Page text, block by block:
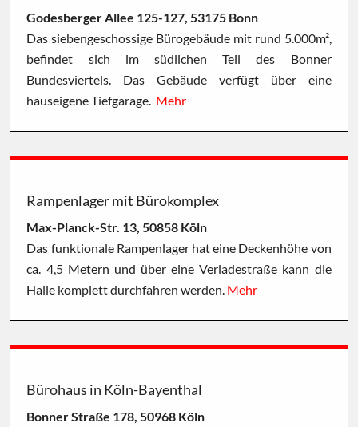
Godesberger Allee 125-127, 53175 Bonn
Das siebengeschossige Bürogebäude mit rund 5.000m²,
befindet sich im südlichen Teil des Bonner
Bundesviertels. Das Gebäude verfügt über eine
hauseigene Tiefgarage. Mehr
Rampenlager mit Bürokomplex
Max-Planck-Str. 13, 50858 Köln
Das funktionale Rampenlager hat eine Deckenhöhe von
ca. 4,5 Metern und über eine Verladestraße kann die
Halle komplett durchfahren werden. Mehr
Bürohaus in Köln-Bayenthal
Bonner Straße 178, 50968 Köln